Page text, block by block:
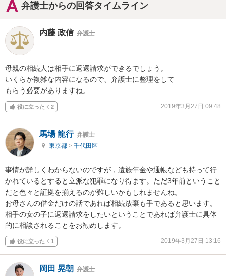
弁護士からの回答タイムライン
内藤 政信 弁護士
母親の相続人は相手に返還請求ができるでしょう。
いくらか複雑な内容になるので、弁護士に整理をして
もらう必要がありますね。
役に立った 2 2019年3月27日 09:48
馬場 龍行 弁護士
東京都 > 千代田区
事情が詳しくわからないのですが，遺族年金や通帳なども持って行
かれているとすると立派な犯罪になり得ます。ただ3年前ということ
だと色々と証拠を揃えるのが難しいかもしれませんね。
お母さんの借金だけの話であれば相続放棄も手であると思います。
相手の女の子に返還請求をしたいということであれば弁護士に具体
的に相談されることをお勧めします。
役に立った 1 2019年3月27日 13:16
岡田 晃朝 弁護士